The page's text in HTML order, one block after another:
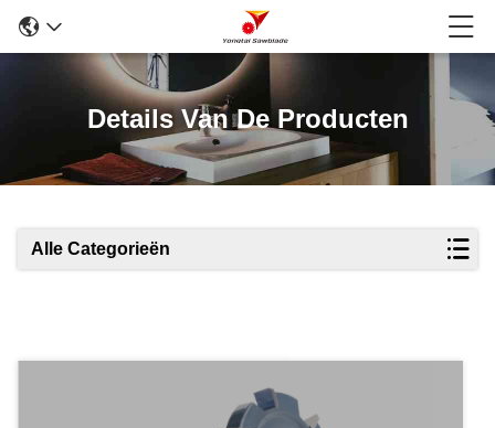
Details Van De Producten
Alle Categorieën